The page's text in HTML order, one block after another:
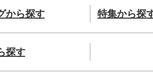
から探す 特集から探
探す